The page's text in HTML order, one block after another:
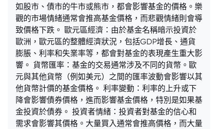
如股市、債市的牛市或熊市，都會影響基金的價格。樂
觀的市場情緒通常會推高基金價格，而悲觀情緒則會導
致價格下跌。 歐元區經濟：由於基金名稱暗示投資於
歐洲，歐元區的整體經濟狀況，包括GDP增長、通貨
膨脹、利率和失業率等，都會對基金的表現產生重大影
響。 貨幣匯率：基金的交易通常涉及不同的貨幣。歐
元與其他貨幣（例如美元）之間的匯率波動會影響以其
他貨幣計價的基金價格。 利率變動：利率的上升或下
降會影響債券價格，進而影響基金價格，特別是如果基
金投資於債券。 投資者情緒：投資者對基金的信心和
需求會影響其價格。大量買入通常會推高價格，而大量